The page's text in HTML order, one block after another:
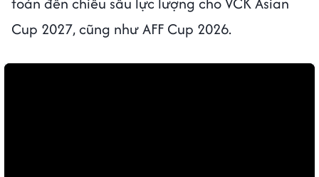
Cup 2027, cũng như AFF Cup 2026.